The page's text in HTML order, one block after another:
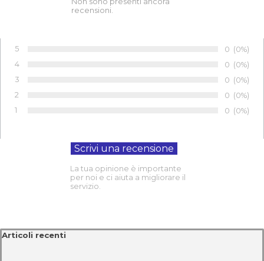
recensioni.
5 Numero
0 (0%)
4 Numero
0 (0%)
3 Numero
0 (0%)
2 Numero
0 (0%)
1 Numero
0 (0%)
La tua opinione è importante
per noi e ci aiuta a migliorare il
servizio.
Salta blocco Articoli recenti
Articoli recenti